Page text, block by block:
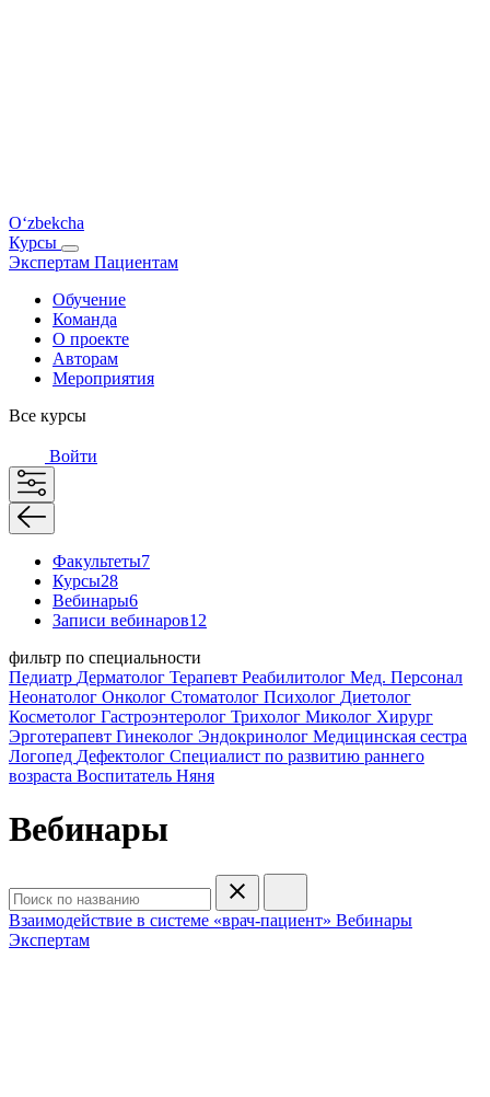
O‘zbekcha
Курсы
Экспертам Пациентам
Обучение
Команда
О проекте
Авторам
Мероприятия
Все курсы
Войти
Факультеты7
Курсы28
Вебинары6
Записи вебинаров12
фильтр по специальности
Педиатр Дерматолог Терапевт Реабилитолог Мед. Персонал
Неонатолог Онколог Стоматолог Психолог Диетолог
Косметолог Гастроэнтеролог Трихолог Миколог Хирург
Эрготерапевт Гинеколог Эндокринолог Медицинская сестра
Логопед Дефектолог Специалист по развитию раннего
возраста Воспитатель Няня
Вебинары
Взаимодействие в системе «врач-пациент» Вебинары
Экспертам